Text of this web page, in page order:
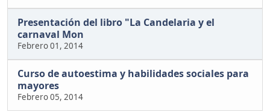
Presentación del libro "La Candelaria y el
carnaval Mon
Febrero 01, 2014
Curso de autoestima y habilidades sociales para
mayores
Febrero 05, 2014